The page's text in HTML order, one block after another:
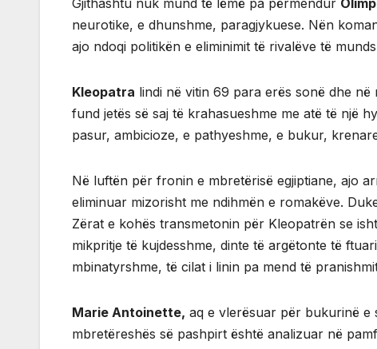
Gjithashtu nuk mund të lëmë pa përmendur
neurotike, e dhunshme, paragjykuese. Nën
ajo ndoqi politikën e eliminimit të rivalëve të
Kleopatra lindi në vitin 69 para erës sonë dhe
fund jetës së saj të krahasueshme me atë të një
pasur, ambicioze, e pathyeshme, e bukur,
Në luftën për fronin e mbretërisë egjiptiane, ajo
eliminuar mizorisht me ndihmën e romakëve.
Zërat e kohës transmetonin për Kleopatrën se
mikpritje të kujdesshme, dinte të argëtonte të
mbinatyrshme, të cilat i linin pa mend të
Marie Antoinette, aq e vlerësuar për bukurinë e
mbretëreshës së pashpirt është analizuar në